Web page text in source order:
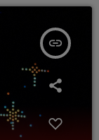
insert_link